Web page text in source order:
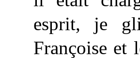
esprit, je
Françoise et